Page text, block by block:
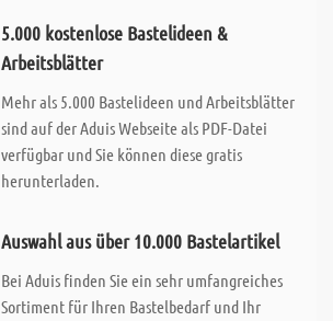
5.000 kostenlose Bastelideen &
Arbeitsblätter
Mehr als 5.000 Bastelideen und Arbeitsblätter
sind auf der Aduis Webseite als PDF-Datei
verfügbar und Sie können diese gratis
herunterladen.
Auswahl aus über 10.000 Bastelartikel
Bei Aduis finden Sie ein sehr umfangreiches
Sortiment für Ihren Bastelbedarf und Ihr